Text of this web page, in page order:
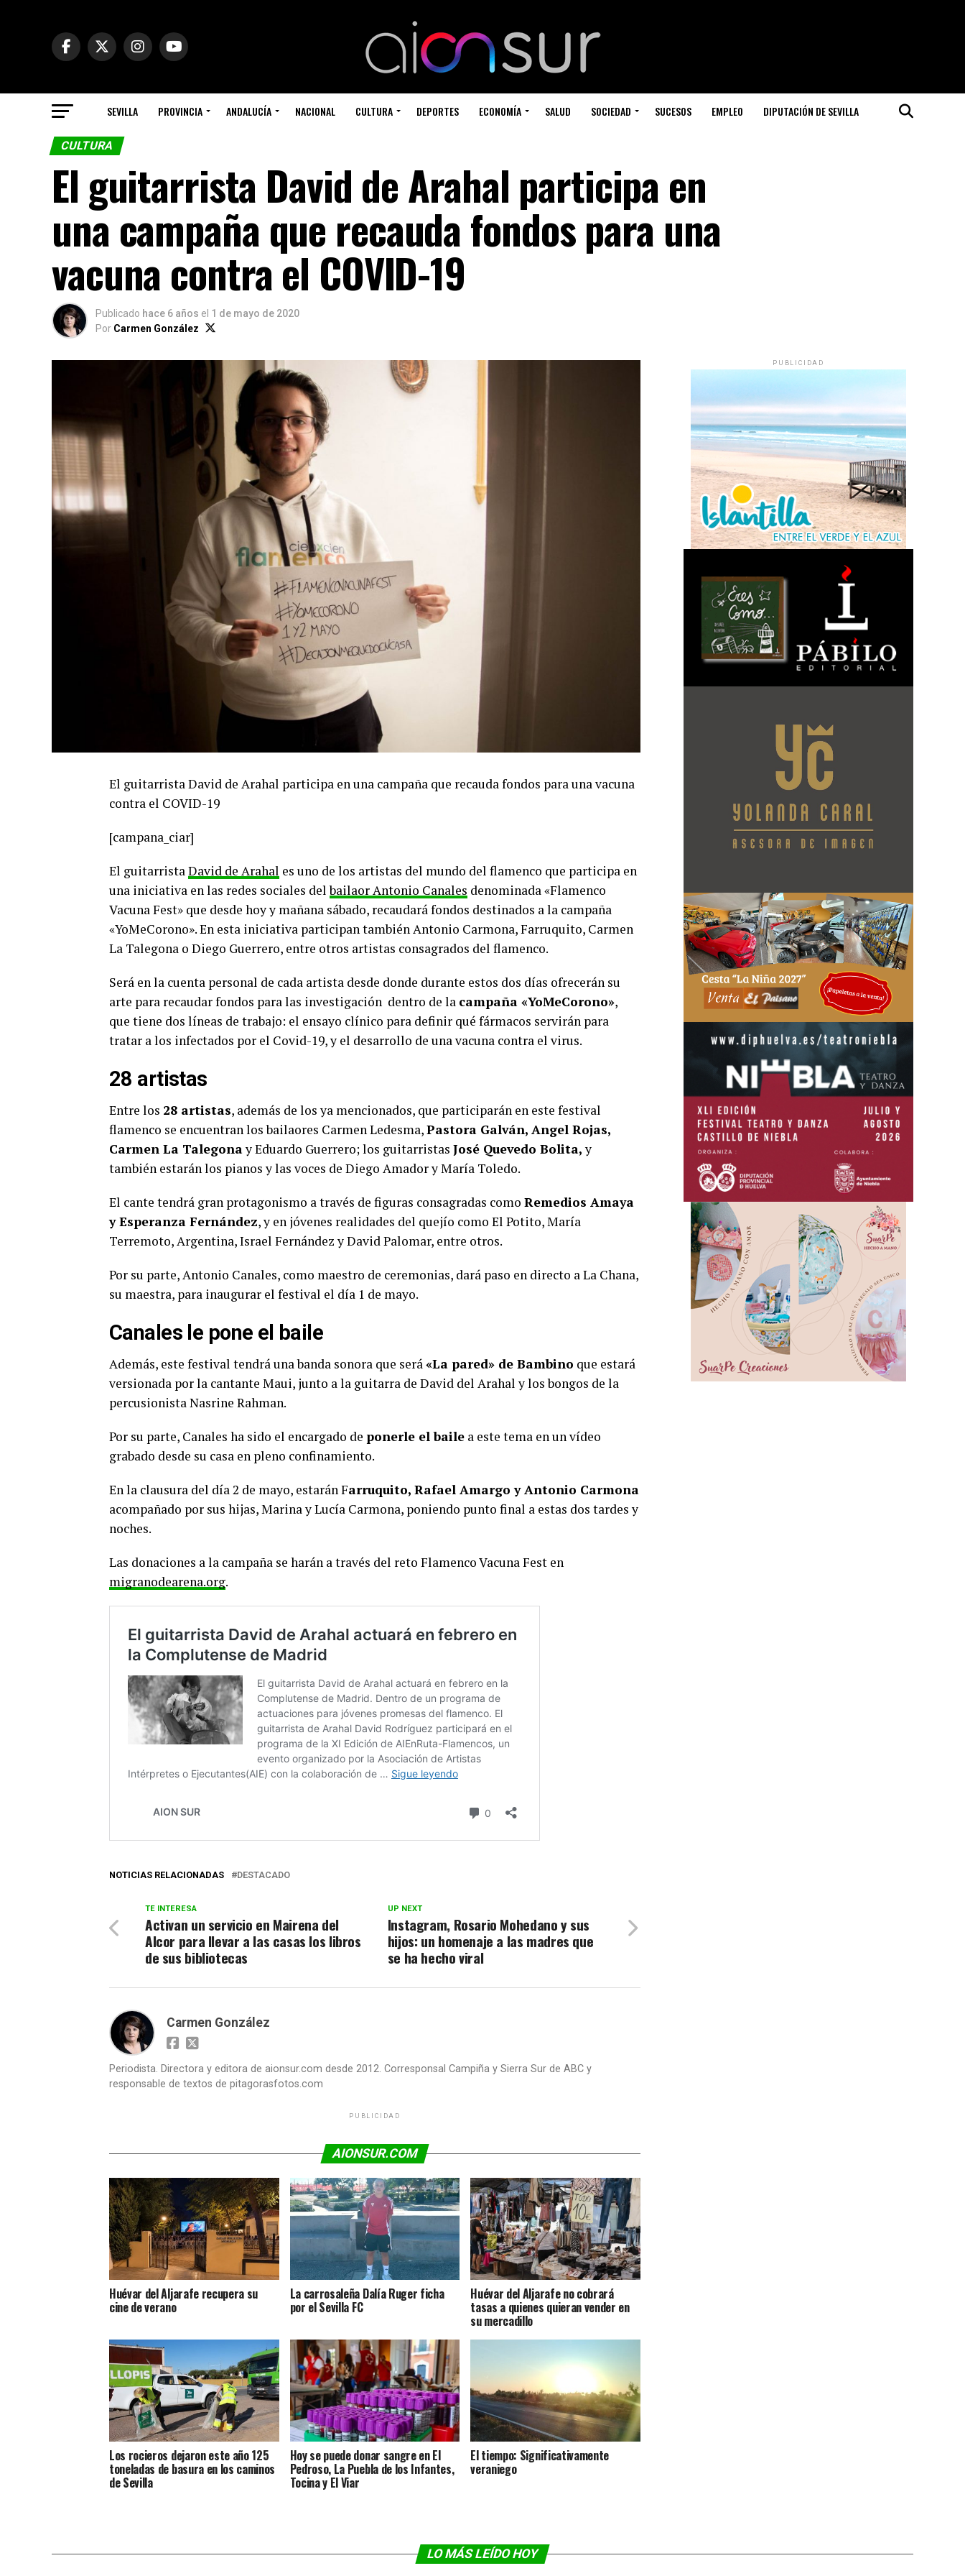
SEVILLA PROVINCIA ANDALUCÍA NACIONAL CULTURA DEPORTES ECONOMÍA SALUD SOCIEDAD SUCESOS EMPLEO DIPUTACIÓN DE SEVILLA
CULTURA
El guitarrista David de Arahal participa en
una campaña que recauda fondos para una
vacuna contra el COVID-19
Publicado hace 6 años el 1 de mayo de 2020
Por Carmen González
El guitarrista David de Arahal participa en una campaña que recauda fondos para una vacuna
contra el COVID-19
[campana_ciar]
El guitarristaDavid de Arahal es uno de los artistas del mundo del flamenco que participa en
una iniciativa en las redes sociales delbailaor Antonio Canales denominada «Flamenco
Vacuna Fest» que desde hoy y mañana sábado, recaudará fondos destinados a la campaña
«YoMeCorono». En esta iniciativa participan también Antonio Carmona, Farruquito, Carmen
La Talegona o Diego Guerrero, entre otros artistas consagrados del flamenco.
Será en la cuenta personal de cada artista desde donde durante estos dos días ofrecerán su
arte para recaudar fondos para las investigación dentro de la campaña «YoMeCorono»,
que tiene dos líneas de trabajo: el ensayo clínico para definir qué fármacos servirán para
tratar a los infectados por el Covid-19, y el desarrollo de una vacuna contra el virus.
28 artistas
Entre los 28 artistas, además de los ya mencionados, que participarán en este festival
flamenco se encuentran los bailaores Carmen Ledesma,Pastora Galván, Angel Rojas,
Carmen La Talegonay Eduardo Guerrero; los guitarristas José Quevedo Bolita,y
también estarán los pianos y las voces de Diego Amador y María Toledo.
El cante tendrá gran protagonismo a través de figuras consagradas como Remedios Amaya
y Esperanza Fernández, y en jóvenes realidades del quejío como El Potito, María
Terremoto, Argentina, Israel Fernández y David Palomar, entre otros.
Por su parte, Antonio Canales, como maestro de ceremonias, dará paso en directo a La Chana,
su maestra, para inaugurar el festival el día 1 de mayo.
Canales le pone el baile
Además, este festival tendrá una banda sonora que será«La pared» de Bambino que estará
versionada por la cantante Maui, junto a la guitarra de David del Arahal y los bongos de la
percusionista Nasrine Rahman.
Por su parte, Canales ha sido el encargado de ponerle el baile a este tema en un vídeo
grabado desde su casa en pleno confinamiento.
En la clausura del día 2 de mayo, estarán Farruquito, Rafael Amargo y Antonio Carmona
acompañado por sus hijas, Marina y Lucía Carmona, poniendo punto final a estas dos tardes y
noches.
Las donaciones a la campaña se harán a través del reto Flamenco Vacuna Fest en
migranodearena.org.
NOTICIAS RELACIONADAS DESTACADO
UP NEXT
Instagram, Rosario Mohedano y sus
hijos: un homenaje a las madres que
se ha hecho viral
TE INTERESA
Activan un servicio en Mairena del
Alcor para llevar a las casas los libros
de sus bibliotecas
Carmen González
Periodista. Directora y editora de aionsur.com desde 2012. Corresponsal Campiña y Sierra Sur de ABC y
responsable de textos de pitagorasfotos.com
PUBLICIDAD
AIONSUR.COM
Huévar del Aljarafe recupera su
cine de verano
La carrosaleña Dalía Ruger ficha
por el Sevilla FC
Huévar del Aljarafe no cobrará
tasas a quienes quieran vender en
su mercadillo
Los rocieros dejaron este año 125
toneladas de basura en los caminos
de Sevilla
Hoy se puede donar sangre en El
Pedroso, La Puebla de los Infantes,
Tocina y El Viar
El tiempo: Significativamente
veraniego
PUBLICIDAD
LO MÁS LEÍDO HOY